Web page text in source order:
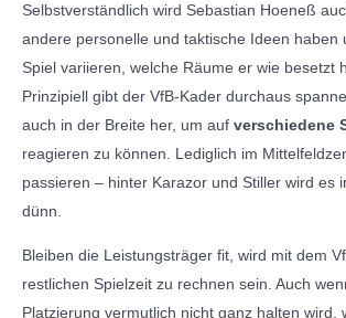
Selbstverständlich wird Sebastian Hoeneß
andere personelle und taktische Ideen haben
Spiel variieren, welche Räume er wie besetzt
Prinzipiell gibt der VfB-Kader durchaus
auch in der Breite her, um auf verschiedene
reagieren zu können. Lediglich im
passieren – hinter Karazor und Stiller wird es
dünn.
Bleiben die Leistungsträger fit, wird mit dem
restlichen Spielzeit zu rechnen sein. Auch
Platzierung vermutlich nicht ganz halten wird,